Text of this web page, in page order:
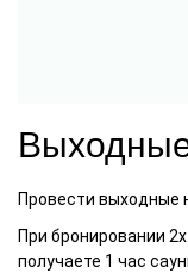
Провести выходные
При бронировании
получаете 1 час